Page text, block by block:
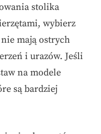
stolika
wybierz
mają ostrych
i urazów. Jeśli
na modele
są bardziej